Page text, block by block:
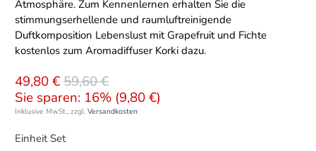
Atmosphäre. Zum Kennenlernen erhalten Sie die
stimmungserhellende und raumluftreinigende
Duftkomposition Lebenslust mit Grapefruit und Fichte
kostenlos zum Aromadiffuser Korki dazu.
49,80 € 59,60 €
Sie sparen: 16% (9,80 €)
Inklusive MwSt., zzgl.Versandkosten
Einheit Set